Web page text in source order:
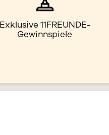
Exklusive 11FREUNDE-
Gewinnspiele